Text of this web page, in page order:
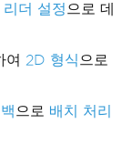
더 설정으로 데
여 2D 형식으로
으로 배치 처리